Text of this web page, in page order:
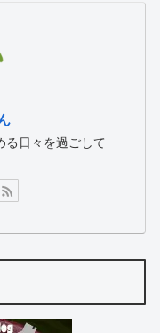
る日々を過ごして